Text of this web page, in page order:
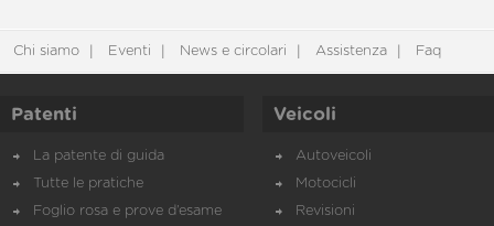
Chi siamo Eventi News e circolari Assistenza Faq
Patenti
La patente di guida
Tutte le pratiche
Foglio rosa e prove d’esame
Veicoli
Autoveicoli
Motocicli
Revisioni